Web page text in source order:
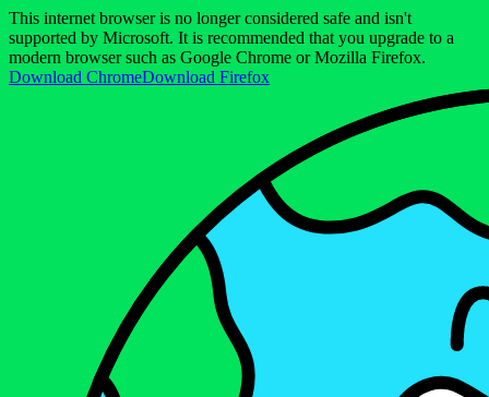
This internet browser is no longer considered safe and isn't
supported by Microsoft. It is recommended that you upgrade to a
modern browser such as Google Chrome or Mozilla Firefox.
Download ChromeDownload Firefox